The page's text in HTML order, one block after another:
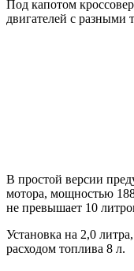
Под капотом
двигателей с разными
В простой версии
мотора, мощностью
не превышает 10
Установка на 2,0
расходом топлива 8 л.